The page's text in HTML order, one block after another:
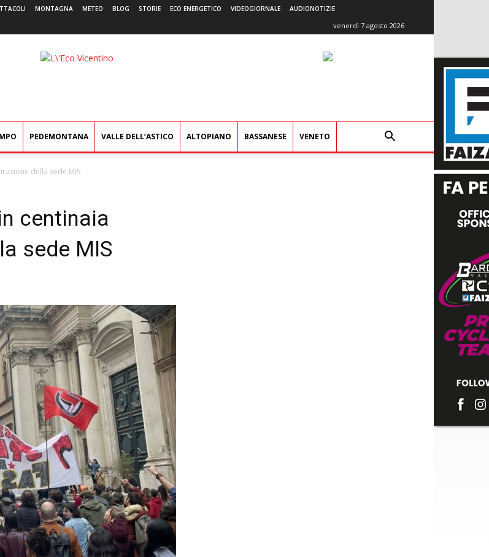
MONTAGNA METEO BLOG STORIE ECO ENERGETICO VIDEOGIORNALE AUDIONOTIZIE
venerdì 7 agosto 2026
L'Eco
PEDEMONTANA VALLE DELL’ASTICO ALTOPIANO BASSANESE VENETO
della sede MIS
centinaia
sede MIS